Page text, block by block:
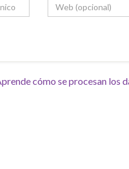
cómo se procesan los